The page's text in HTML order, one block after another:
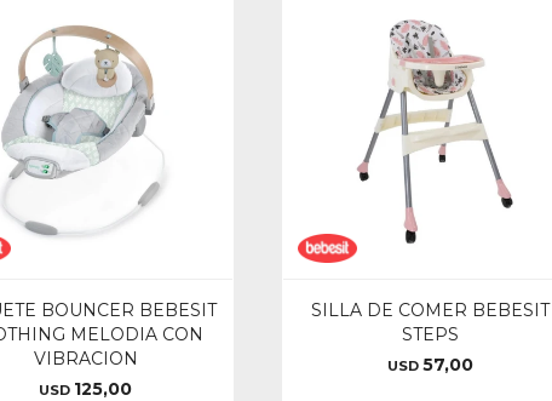
BOUNCER BEBESIT
MELODIA CON
VIBRACION
USD 125,00
SILLA DE COMER BEBESIT
STEPS
USD 57,00